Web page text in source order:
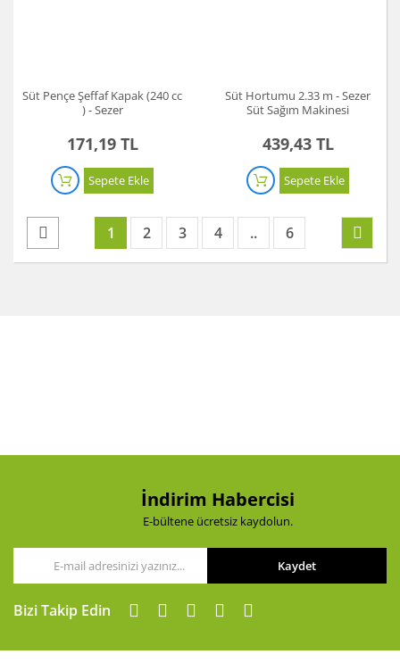
Süt Pençe Şeffaf Kapak (240 cc
) - Sezer
171,19 TL
Sepete Ekle
Süt Hortumu 2.33 m - Sezer
Süt Sağım Makinesi
439,43 TL
Sepete Ekle
1 2 3 4 .. 6
İndirim Habercisi
E-bültene ücretsiz kaydolun.
Kaydet
Bizi Takip Edin